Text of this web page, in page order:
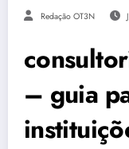
Redação OT3N
– guia